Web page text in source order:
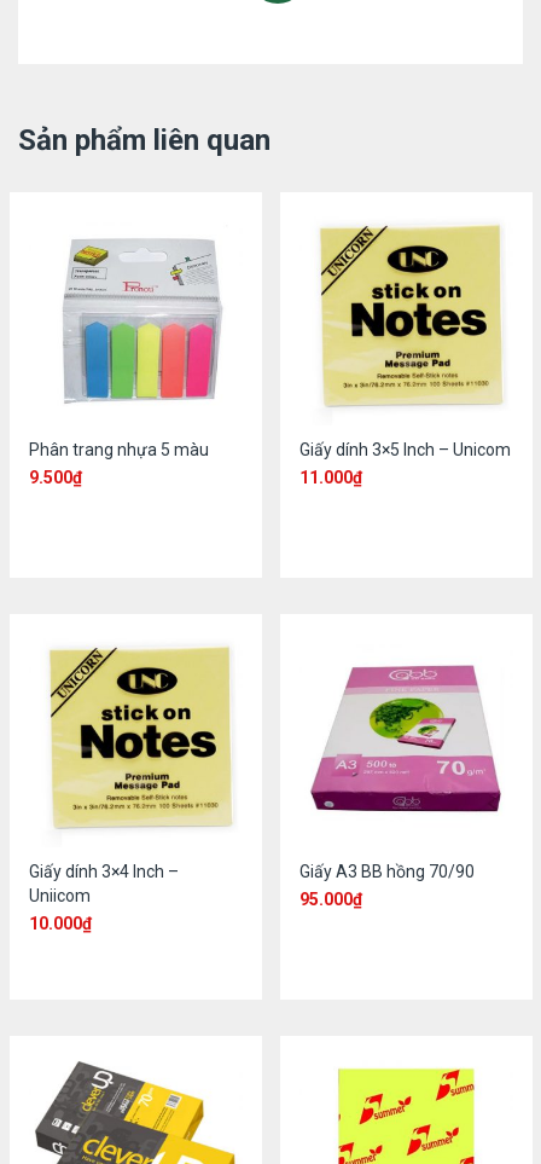
Sản phẩm liên quan
Phân trang nhựa 5 màu
9.500₫
Giấy dính 3×5 Inch – Unicom
11.000₫
Giấy dính 3×4 Inch –
Uniicom
10.000₫
Giấy A3 BB hồng 70/90
95.000₫